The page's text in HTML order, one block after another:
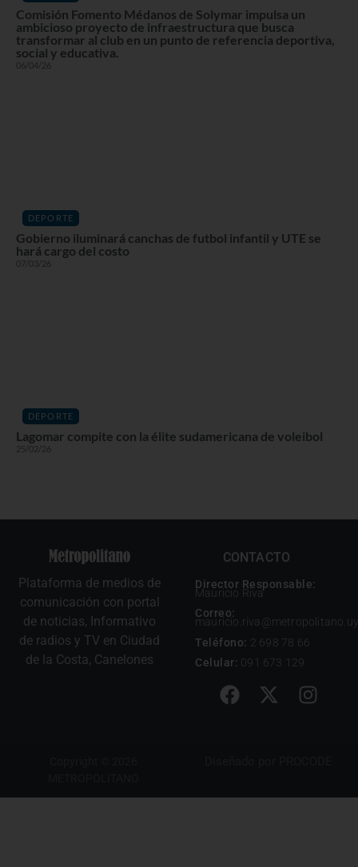
Comisión Fomento Médanos de Solymar impulsa un
ambicioso proyecto de infraestructura que busca
transformar al club en un punto de referencia deportiva,
social y educativa.
06/04/26
DEPORTE
Gobierno iluminará canchas de futbol infantil y UTE se
hará cargo del costo
07/03/26
DEPORTE
Lagomar compite con la élite sudamericana de voleibol
25/02/26
Plataforma de medios de
comunicación con portal
de noticias, Informativo
de radios y TV en Ciudad
de la Costa, Canelones
CONTACTO
Director Responsable:
Mauricio Riva
Correo:
mauricio.riva@metropolitano.uy
Teléfono: 2 698 78 66
Celular: 091 673 129